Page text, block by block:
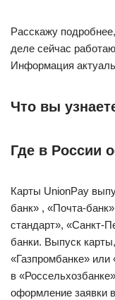
Расскажу
деле сейчас
Информация
Что вы
Где в России
Карты UnionPay
банк» , «Почта-
стандарт», «Санкт-
банки. Выпуск
«Газпромбанке» или
в
оформление заявки